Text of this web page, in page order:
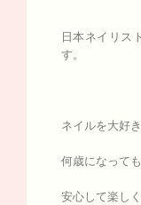
日本ネイリス
す。
ネイルを大好
何歳になって
安心して楽し